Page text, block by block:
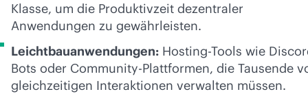
Klasse, um die Produktivzeit dezentraler
Anwendungen zu gewährleisten.
Leichtbauanwendungen: Hosting-Tools wie
Bots oder Community-Plattformen, die Tausende
gleichzeitigen Interaktionen verwalten müssen.